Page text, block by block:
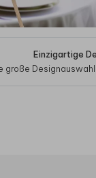
Einzigartige
große